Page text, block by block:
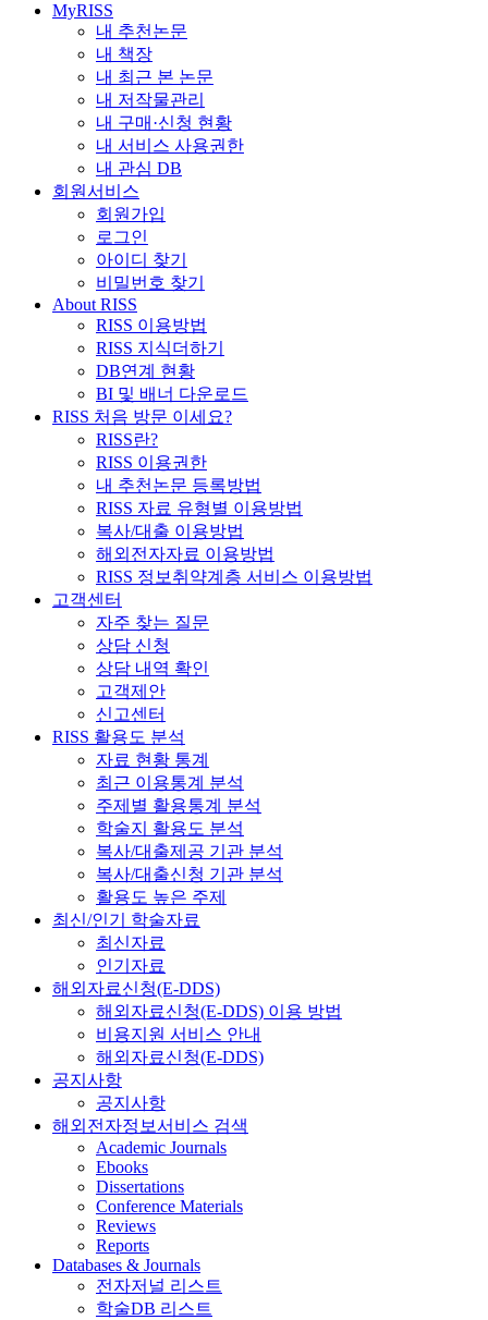
MyRISS
내 추천논문
내 책장
내 최근 본 논문
내 저작물관리
내 구매·신청 현황
내 서비스 사용권한
내 관심 DB
회원서비스
회원가입
로그인
아이디 찾기
비밀번호 찾기
About RISS
RISS 이용방법
RISS 지식더하기
DB연계 현황
BI 및 배너 다운로드
RISS 처음 방문 이세요?
RISS란?
RISS 이용권한
내 추천논문 등록방법
RISS 자료 유형별 이용방법
복사/대출 이용방법
해외전자자료 이용방법
RISS 정보취약계층 서비스 이용방법
고객센터
자주 찾는 질문
상담 신청
상담 내역 확인
고객제안
신고센터
RISS 활용도 분석
자료 현황 통계
최근 이용통계 분석
주제별 활용통계 분석
학술지 활용도 분석
복사/대출제공 기관 분석
복사/대출신청 기관 분석
활용도 높은 주제
최신/인기 학술자료
최신자료
인기자료
해외자료신청(E-DDS)
해외자료신청(E-DDS) 이용 방법
비용지원 서비스 안내
해외자료신청(E-DDS)
공지사항
공지사항
해외전자정보서비스 검색
Academic Journals
Ebooks
Dissertations
Conference Materials
Reviews
Reports
Databases & Journals
전자저널 리스트
학술DB 리스트